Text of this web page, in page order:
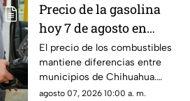
Precio de la gasolina
hoy 7 de agosto en
Chihuahua: así cuesta
el litro de Magna,
Premium y Diésel
El precio de los combustibles
mantiene diferencias entre
municipios de Chihuahua.
Este viernes 7 de agosto, la
agosto 07, 2026 10:00 a. m.